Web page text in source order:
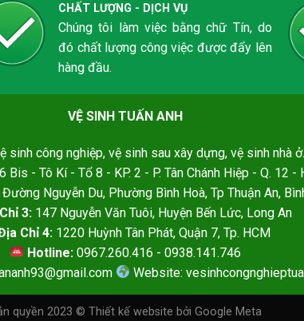
CHẤT LƯỢNG - DỊCH VỤ
Chúng tôi làm việc bằng chữ Tín, do
đó chất lượng công việc được đẩy lên
hàng đầu.
VỆ SINH TUẤN ANH
sinh công nghiệp, vệ sinh sau xây dựng, vệ sinh nhà
Bis - Tô Kí - Tổ 8 - KP. 2 - P. Tân Chánh Hiệp - Q. 12 -
Nguyễn Du, Phường Bình Hoà, Tp Thuận An,
3:147 Nguyễn Văn Tuôi, Huyện Bến Lức, Long An
Chỉ 4: 1220 Huỳnh Tân Phát, Quận 7, Tp. HCM
Hotline: 0967.260.416 - 0938.141.746
Website:
quyền 2023 © Thiết kế website bởi Google Meta